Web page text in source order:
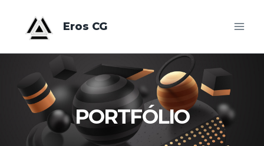
Eros CG
PORTFÓLIO